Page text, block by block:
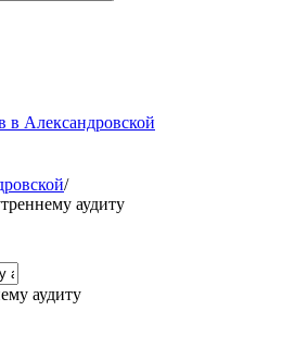
в Александровской
/
аудиту
аудиту